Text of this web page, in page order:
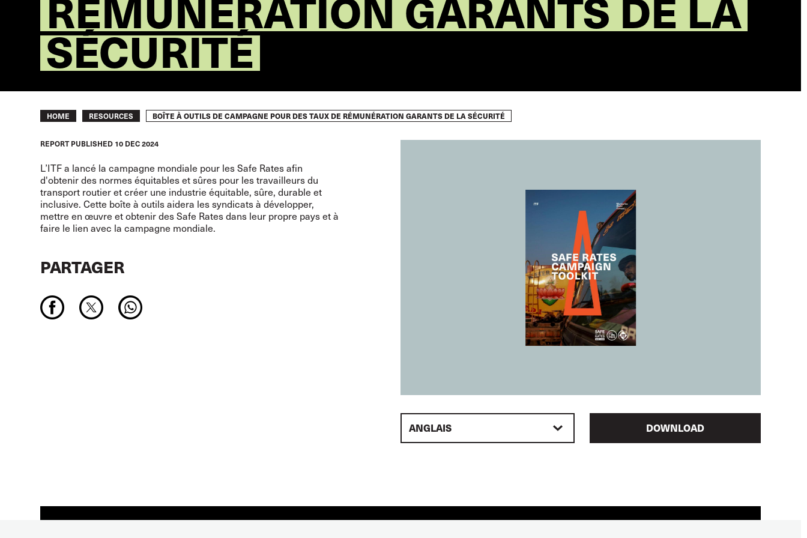
SÉCURITÉ
Breadcrumb
HOME RESOURCES BOÎTE À OUTILS DE CAMPAGNE POUR DES TAUX DE RÉMUNÉRATION GARANTS DE LA SÉCURITÉ
REPORT PUBLISHED 10 DEC 2024
L’ITF a lancé la campagne mondiale pour les Safe Rates afin
d'obtenir des normes équitables et sûres pour les travailleurs du
transport routier et créer une industrie équitable, sûre, durable et
inclusive. Cette boîte à outils aidera les syndicats à développer,
mettre en œuvre et obtenir des Safe Rates dans leur propre pays et à
faire le lien avec la campagne mondiale.
PARTAGER
ANGLAIS DOWNLOAD